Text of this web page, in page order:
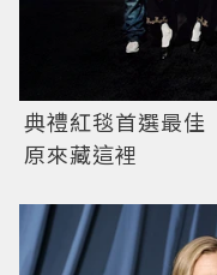
典禮紅毯首選最佳
原來藏這裡